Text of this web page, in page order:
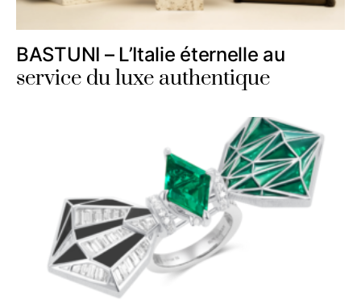
BASTUNI – L’Italie éternelle au
service du luxe authentique